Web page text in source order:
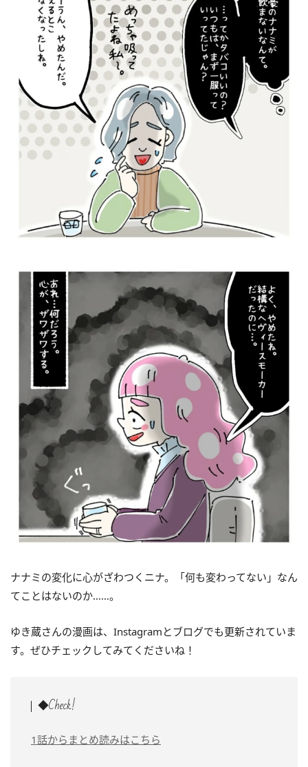
ナナミの変化に心がざわつくニナ。「何も変わってない」なん
てことはないのか……。
ゆき蔵さんの漫画は、Instagramとブログでも更新されていま
す。ぜひチェックしてみてくださいね！
◆Check!
1話からまとめ読みはこちら